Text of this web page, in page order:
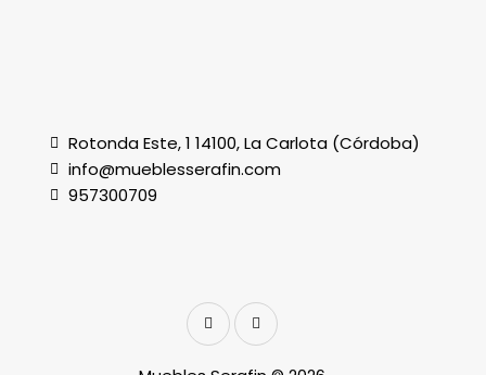
Rotonda Este, 1 14100, La Carlota (Córdoba)
info@mueblesserafin.com
957300709